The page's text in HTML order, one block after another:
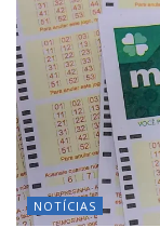
NOTÍCIAS